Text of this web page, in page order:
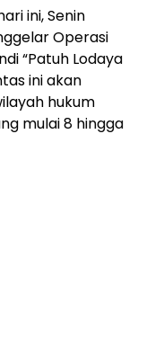
ini, Senin
Operasi
“Patuh Lodaya
ini akan
hukum
mulai 8 hingga